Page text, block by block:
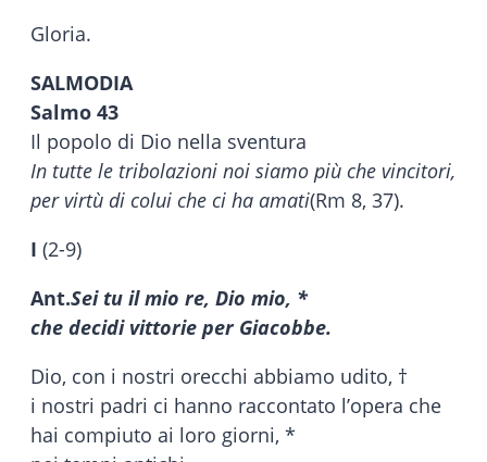
Gloria.
SALMODIA
Salmo 43
Il popolo di Dio nella sventura
In tutte le tribolazioni noi siamo più che vincitori,
per virtù di colui che ci ha amati(Rm 8, 37).
I (2-9)
Ant.Sei tu il mio re, Dio mio, *
che decidi vittorie per Giacobbe.
Dio, con i nostri orecchi abbiamo udito, †
i nostri padri ci hanno raccontato l’opera che
hai compiuto ai loro giorni, *